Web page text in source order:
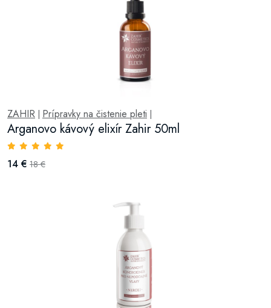
ZAHIR Prípravky na čistenie pleti
Arganovo kávový elixír Zahir 50ml
14 € 18 €